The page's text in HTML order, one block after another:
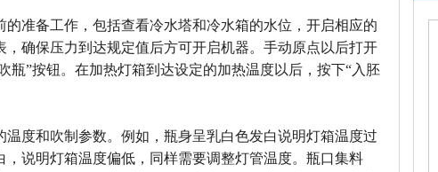
准备工作，包括查看冷水塔和冷水箱的水位，开启相应的
确保压力到达规定值后方可开启机器。手动原点以后打开
瓶”按钮。在加热灯箱到达设定的加热温度以后，按下“入胚
度和吹制参数。例如，瓶身呈乳白色发白说明灯箱温度过
说明灯箱温度偏低，同样需要调整灯管温度。瓶口集料